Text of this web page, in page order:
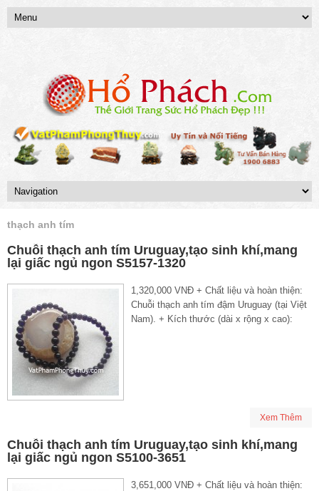
thạch anh tím
Chuỗi thạch anh tím Uruguay,tạo sinh khí,mang
lại giấc ngủ ngon S5157-1320
1,320,000 VNĐ + Chất liệu và hoàn thiện:
Chuỗi thạch anh tím đậm Uruguay (tại Việt
Nam). + Kích thước (dài x rộng x cao):
Xem Thêm
Chuỗi thạch anh tím Uruguay,tạo sinh khí,mang
lại giấc ngủ ngon S5100-3651
3,651,000 VNĐ + Chất liệu và hoàn thiện: